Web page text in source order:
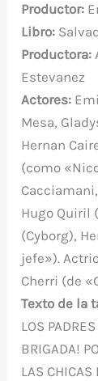
o
k
Productor:
Libro:
Productora:
Estevanez
Actores:
Mesa,
Hernan
(como
Hugo Quiril
(Cyborg),
jefe»).
Cherri (de
Texto de la
LOS
BRIGADA!
LAS CHICAS